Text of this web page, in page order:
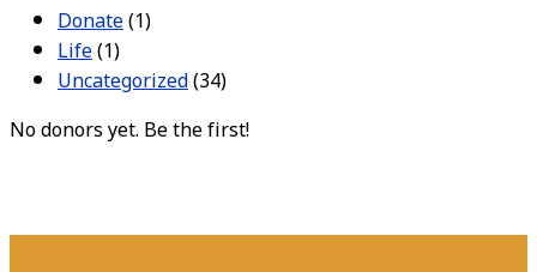
Donate(1)
Life(1)
Uncategorized(34)
No donors yet. Be the first!